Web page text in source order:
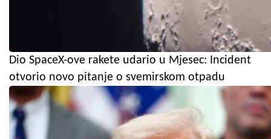
Dio SpaceX-ove rakete udario u Mjesec: Incident
otvorio novo pitanje o svemirskom otpadu